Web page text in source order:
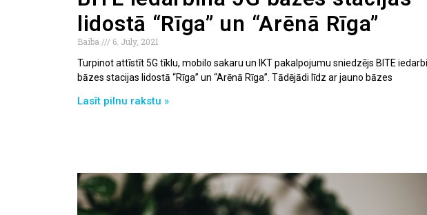
lidostā “Rīga” un “Arēnā Rīga”
Baiba
6. July, 2021
Turpinot attīstīt 5G tīklu, mobilo sakaru un IKT pakalpojumu sniedzējs BITE
bāzes stacijas lidostā “Rīga” un “Arēnā Rīga”. Tādējādi līdz ar jauno bāzes
Lasīt pilnu rakstu »